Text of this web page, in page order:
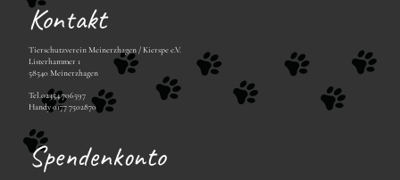
Kontakt
Tierschutzverein Meinerzhagen / Kierspe e.V.
Listerhammer 1
58540 Meinerzhagen
Tel.02354 706597
Handy 0177 7502870
Spendenkonto